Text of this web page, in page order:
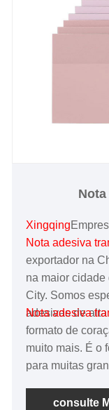
Xingqing
Nota adesiva
exportador na
na maior
City. Somos
adesivas de
Nota adesiva
formato de
muito mais. É o
para muitas
consulte